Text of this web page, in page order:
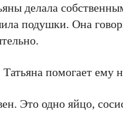
делала
подушки. Она
помогает ему
Это одно яйцо,